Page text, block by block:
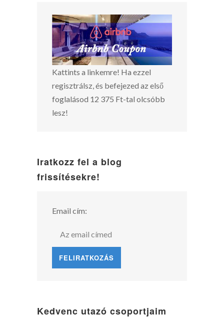
Kattints a linkemre! Ha ezzel
regisztrálsz, és befejezed az első
foglalásod 12 375 Ft-tal olcsóbb
lesz!
Iratkozz fel a blog
frissítésekre!
Email cím:
Kedvenc utazó csoportjaim